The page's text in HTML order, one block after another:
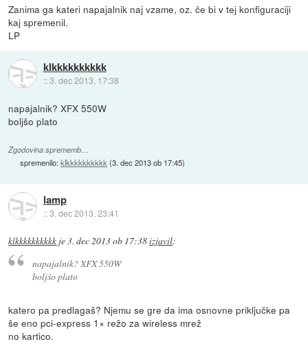
Zanima ga kateri napajalnik naj vzame, oz. če bi v tej konfiguraciji
kaj spremenil.
LP
klkkkkkkkkkk
::3. dec 2013, 17:38
napajalnik? XFX 550W
boljšo plato
Zgodovina sprememb…
spremenilo:klkkkkkkkkkk (3. dec 2013 ob 17:45)
lamp
::3. dec 2013, 23:41
klkkkkkkkkkk je3. dec 2013 ob 17:38izjavil:
napajalnik? XFX 550W
boljšo plato
katero pa predlagaš? Njemu se gre da ima osnovne priključke pa
še eno pci-express 1× režo za wireless mrež
no kartico.